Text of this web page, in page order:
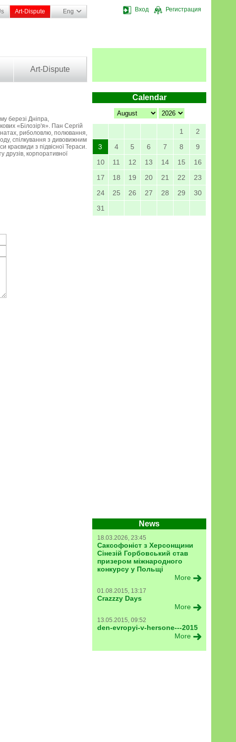
Вход Регистрация
Art-Dispute Eng
Art-Dispute
Calendar
1
2
3
4 5 6 7 8
9
10
11 12 13 14 15
16
17
18 19 20 21 22
23
24
25 26 27 28 29
30
31
News
18.03.2026, 23:45
Саксофоніст з Херсонщини
Сінезій Горбовський став
призером міжнародного
конкурсу у Польщі
More
01.08.2015, 13:17
Crazzzy Days
More
13.05.2015, 09:52
den-evropyi-v-hersone---2015
More
березі Дніпра,
«Білозір'я». Пан Сергій
риболовлю, полювання,
спілкування з дивовижним
краєвиди з підвісної Тераси.
друзів, корпоративної